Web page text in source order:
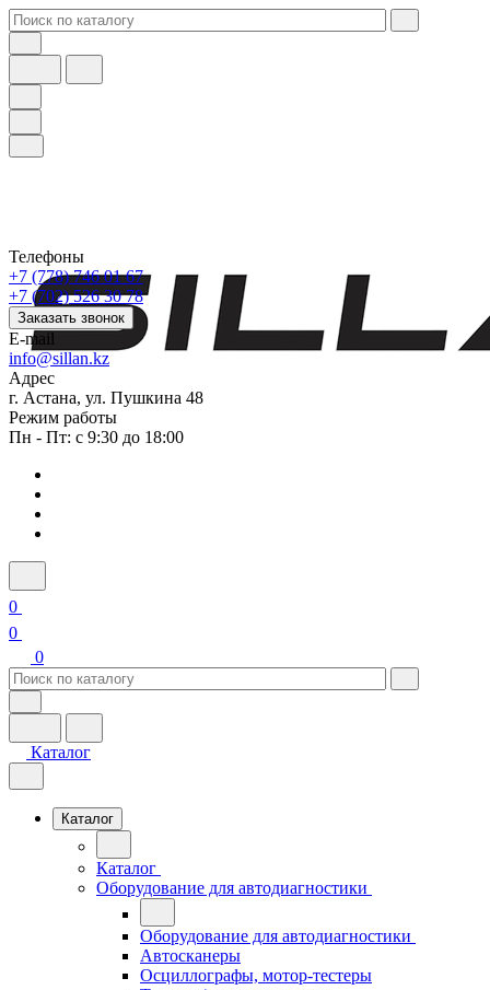
Телефоны
+7 (778) 746 01 67
+7 (702) 526 30 78
Заказать звонок
E-mail
info@sillan.kz
Адрес
г. Астана, ул. Пушкина 48
Режим работы
Пн - Пт: с 9:30 до 18:00
0
0
0
Каталог
Каталог
Каталог
Оборудование для автодиагностики
Оборудование для автодиагностики
Автосканеры
Осциллографы, мотор-тестеры